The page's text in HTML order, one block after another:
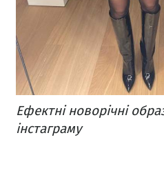
Ефектні новорічні
інстаграму